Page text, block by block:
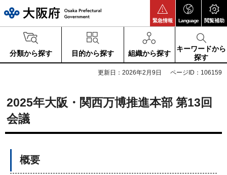
緊急情報 Language 閲覧補助
分類から探す 目的から探す 組織から探す
キーワードから
探す
更新日：2026年2月9日 ページID：106159
2025年大阪・関西万博推進本部 第13回
会議
概要